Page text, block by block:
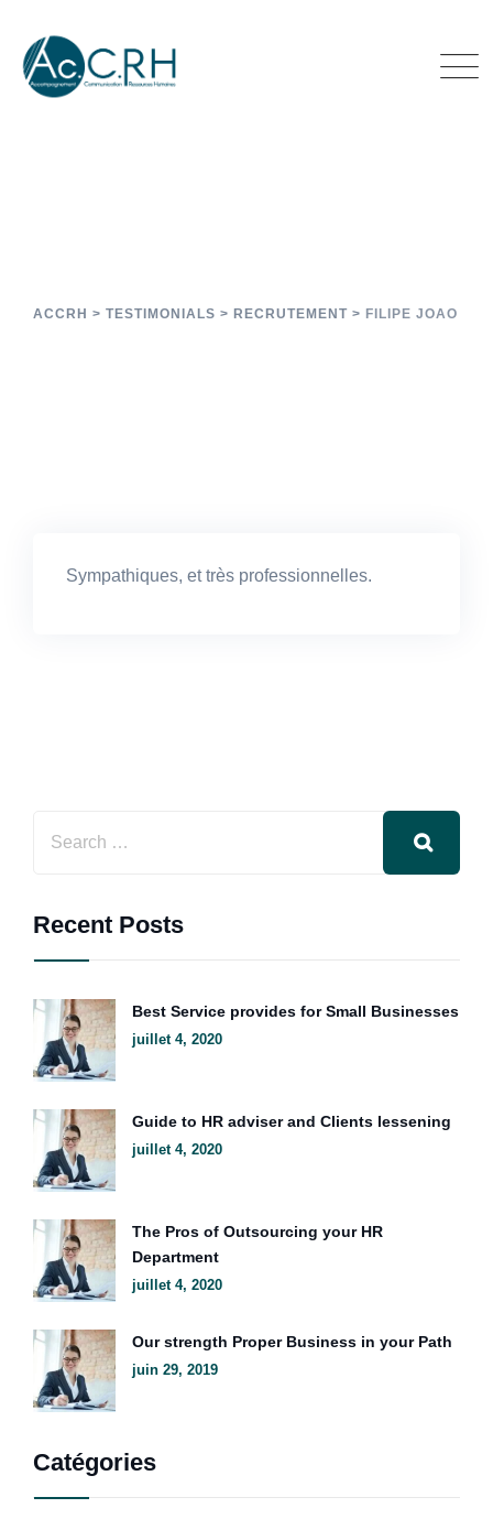
ACCRH > TESTIMONIALS > RECRUTEMENT > FILIPE JOAO
Sympathiques, et très professionnelles.
Recent Posts
Best Service provides for Small Businesses
juillet 4, 2020
Guide to HR adviser and Clients lessening
juillet 4, 2020
The Pros of Outsourcing your HR
Department
juillet 4, 2020
Our strength Proper Business in your Path
juin 29, 2019
Catégories